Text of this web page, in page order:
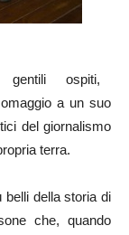
gentili ospiti,
a un suo
del giornalismo
terra.
belli della storia di
che, quando